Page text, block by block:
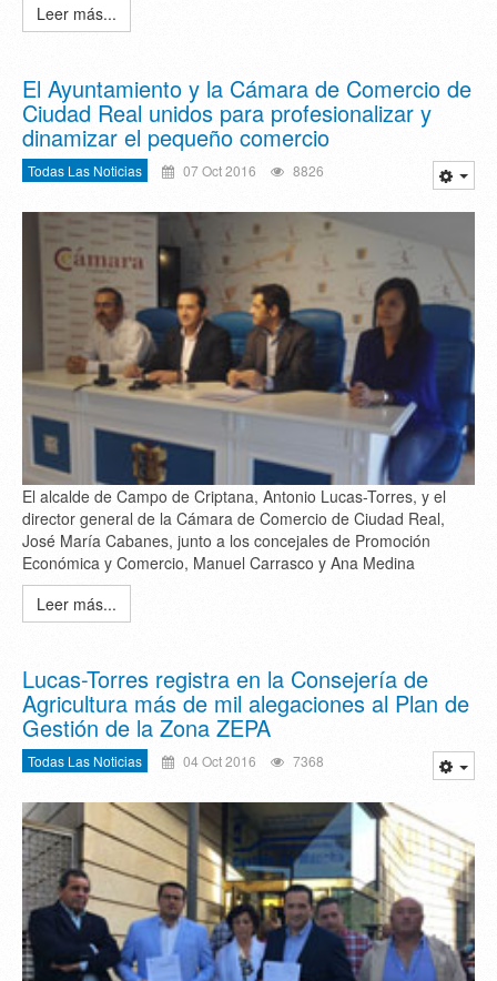
Leer más...
El Ayuntamiento y la Cámara de Comercio de
Ciudad Real unidos para profesionalizar y
dinamizar el pequeño comercio
Todas Las Noticias 07 Oct 2016 8826
El alcalde de Campo de Criptana, Antonio Lucas-Torres, y el
director general de la Cámara de Comercio de Ciudad Real,
José María Cabanes, junto a los concejales de Promoción
Económica y Comercio, Manuel Carrasco y Ana Medina
Leer más...
Lucas-Torres registra en la Consejería de
Agricultura más de mil alegaciones al Plan de
Gestión de la Zona ZEPA
Todas Las Noticias 04 Oct 2016 7368